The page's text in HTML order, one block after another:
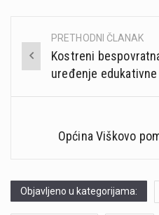
Post
navigation
PRETHODNI ČLANAK
Kostreni
uređenje
Općina Viškovo
Objavljeno u kategorijama: